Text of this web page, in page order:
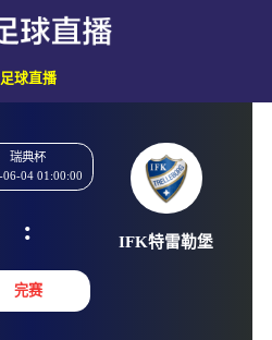
足球直播
瑞典杯
2026-06-04 01:00:00
: